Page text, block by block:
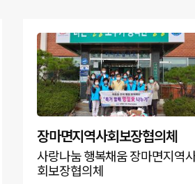
장마면지역사회보장협의체
사랑나눔 행복채움 장마면지역
회보장협의체